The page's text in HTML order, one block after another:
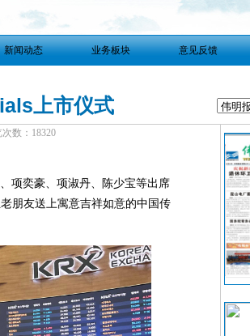
新闻动态 业务板块 意见反馈
上市仪式
数：18320
项奕豪、项淑丹、陈少宝等出席
朋友送上寓意吉祥如意的中国传